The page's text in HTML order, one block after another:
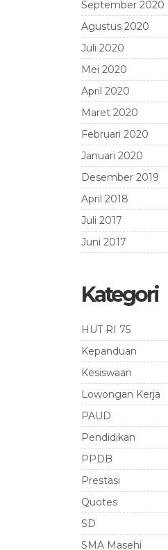
September 2020
Agustus 2020
Juli 2020
Mei 2020
April 2020
Maret 2020
Februari 2020
Januari 2020
Desember 2019
April 2018
Juli 2017
Juni 2017
Kategori
HUT RI 75
Kepanduan
Kesiswaan
Lowongan Kerja
PAUD
Pendidikan
PPDB
Prestasi
Quotes
SD
SMA Masehi